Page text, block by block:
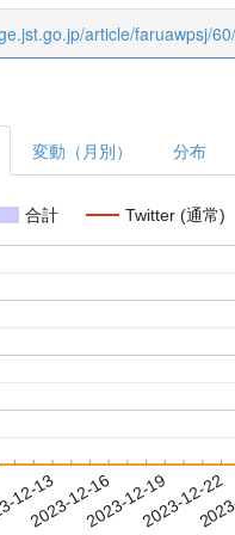
article/faruawpsj/
変動（月別） 分布
合計 Twitter (通常)
12-13
2023-12-162023-12-192023-12-22